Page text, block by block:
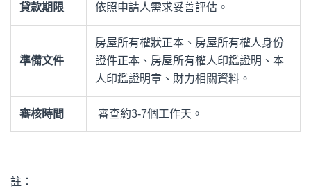
貸款期限 依照申請人需求妥善評估。
準備文件
房屋所有權狀正本、房屋所有權人身份
證件正本、房屋所有權人印鑑證明、本
人印鑑證明章、財力相關資料。
審核時間 審查約3-7個工作天。
註：